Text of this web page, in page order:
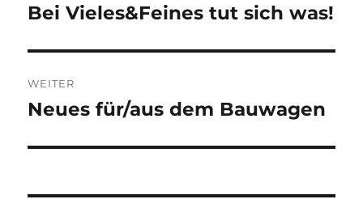
Vorheriger
Bei Vieles&Feines tut sich was!
WEITER
Nächster
Neues für/aus dem Bauwagen